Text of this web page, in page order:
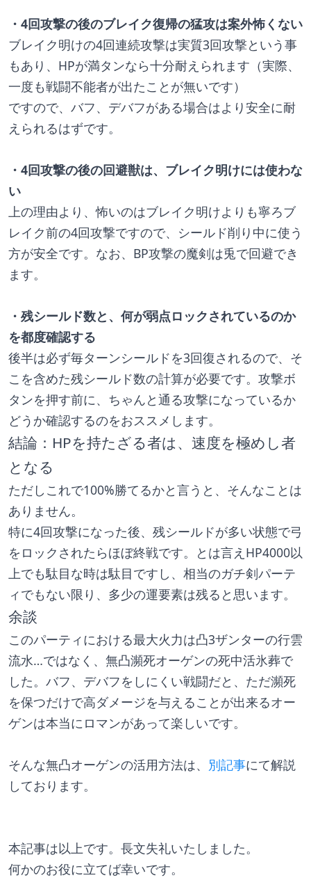
・4回攻撃の後のブレイク復帰の猛攻は案外怖くない
ブレイク明けの4回連続攻撃は実質3回攻撃という事
もあり、HPが満タンなら十分耐えられます（実際、
一度も戦闘不能者が出たことが無いです）
ですので、バフ、デバフがある場合はより安全に耐
えられるはずです。
・4回攻撃の後の回避獣は、ブレイク明けには使わな
い
上の理由より、怖いのはブレイク明けよりも寧ろブ
レイク前の4回攻撃ですので、シールド削り中に使う
方が安全です。なお、BP攻撃の魔剣は兎で回避でき
ます。
・残シールド数と、何が弱点ロックされているのか
を都度確認する
後半は必ず毎ターンシールドを3回復されるので、そ
こを含めた残シールド数の計算が必要です。攻撃ボ
タンを押す前に、ちゃんと通る攻撃になっているか
どうか確認するのをおススメします。
結論：HPを持たざる者は、速度を極めし者
となる
ただしこれで100%勝てるかと言うと、そんなことは
ありません。
特に4回攻撃になった後、残シールドが多い状態で弓
をロックされたらほぼ終戦です。とは言えHP4000以
上でも駄目な時は駄目ですし、相当のガチ剣パーテ
ィでもない限り、多少の運要素は残ると思います。
余談
このパーティにおける最大火力は凸3ザンターの行雲
流水…ではなく、無凸瀕死オーゲンの死中活氷葬で
した。バフ、デバフをしにくい戦闘だと、ただ瀕死
を保つだけで高ダメージを与えることが出来るオー
ゲンは本当にロマンがあって楽しいです。
そんな無凸オーゲンの活用方法は、 別記事にて解説
しております。
本記事は以上です。長文失礼いたしました。
何かのお役に立てば幸いです。